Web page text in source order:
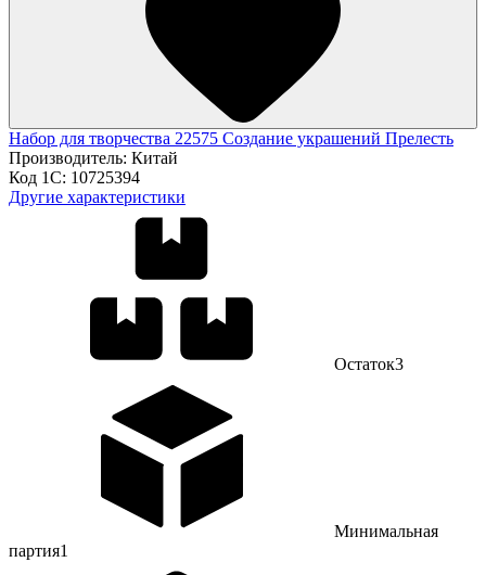
Набор для творчества 22575 Создание украшений Прелесть
Производитель: Китай
Код 1С: 10725394
Другие характеристики
Остаток3
Минимальная
партия1